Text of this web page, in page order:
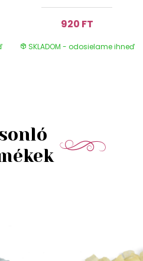
920 FT
SKLADOM - odosielame ihneď